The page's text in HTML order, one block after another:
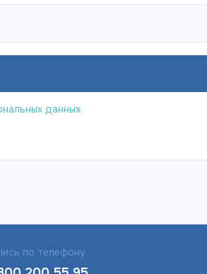
данных
по телефону